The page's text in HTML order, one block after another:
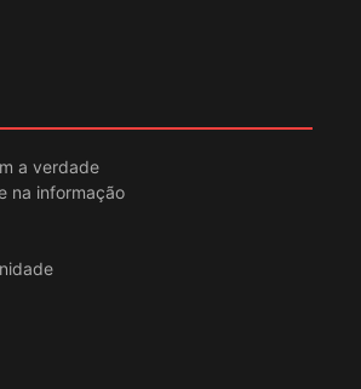
a verdade
na informação